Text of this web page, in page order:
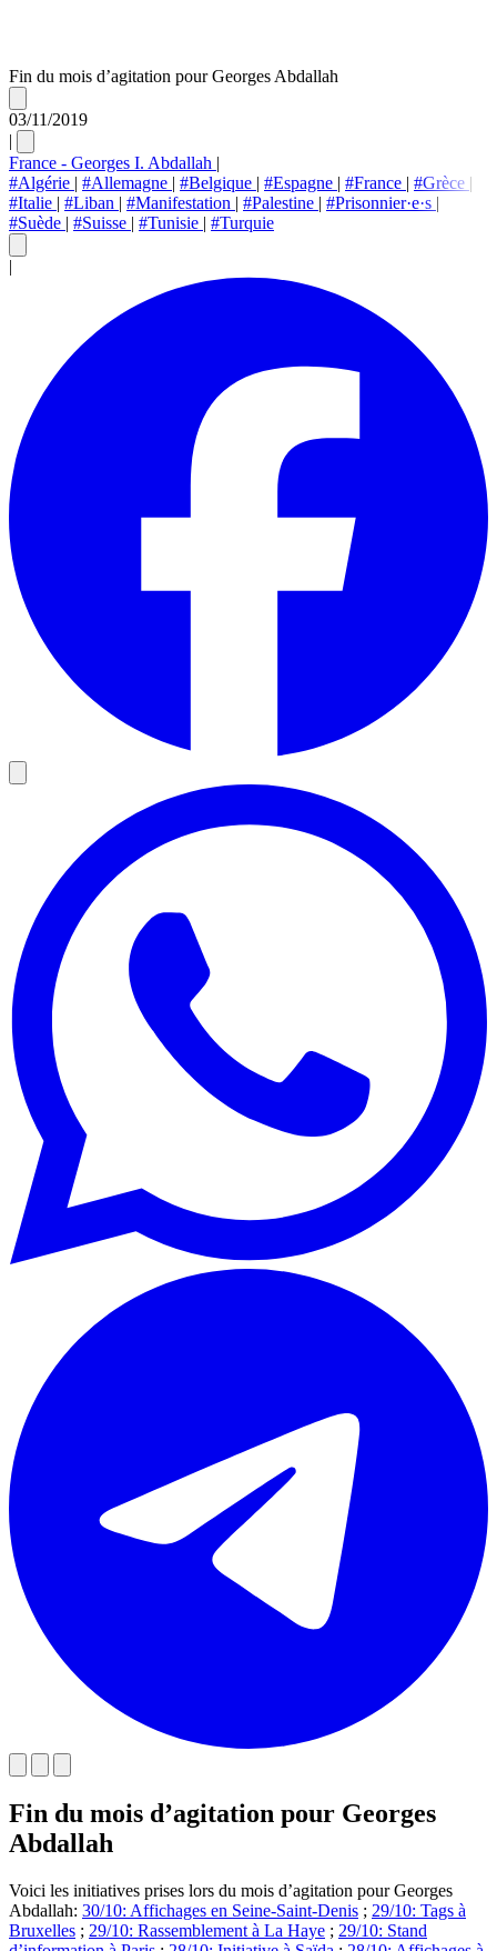
Fin du mois d’agitation pour Georges Abdallah
03/11/2019
|
France - Georges I. Abdallah |
#Algérie | #Allemagne | #Belgique | #Espagne | #France | #Grèce |
#Italie | #Liban | #Manifestation | #Palestine | #Prisonnier·e·s |
#Suède | #Suisse | #Tunisie | #Turquie
|
Fin du mois d’agitation pour Georges
Abdallah
Voici les initiatives prises lors du mois d’agitation pour Georges
Abdallah: 30/10: Affichages en Seine-Saint-Denis ; 29/10: Tags à
Bruxelles ; 29/10: Rassemblement à La Haye ; 29/10: Stand